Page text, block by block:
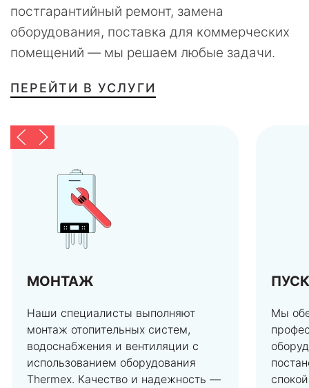
постгарантийный ремонт, замена
оборудования, поставка для коммерческих
помещений — мы решаем любые задачи.
ПЕРЕЙТИ В УСЛУГИ
МОНТАЖ
Наши специалисты выполняют
монтаж отопительных систем,
водоснабжения и вентиляции с
использованием оборудования
Thermex. Качество и надежность —
Мы